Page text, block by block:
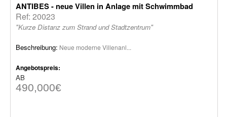
ANTIBES - neue Villen in Anlage mit Schwimmbad
Ref: 20023
"Kurze Distanz zum Strand und Stadtzentrum"
Beschreibung: Neue moderne Villenanl...
Angebotspreis:
AB
490,000€